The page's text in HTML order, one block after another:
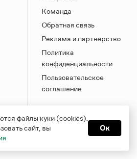
Команда
Обратная связь
Реклама и партнерство
Политика
конфиденциальности
Пользовательское
соглашение
файлы куки (cookies).
сайт, вы
Ок